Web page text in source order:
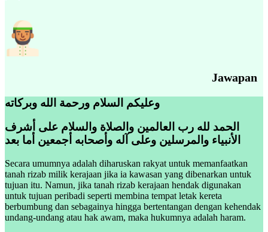
Jawapan
وعليكم السلام ورحمة الله وبركاته
الحمد لله رب العالمين والصلاة والسلام على أشرف
الأنبياء والمرسلين وعلى آله وأصحابه أجمعين أما بعد
Secara umumnya adalah diharuskan rakyat untuk memanfaatkan
tanah rizab milik kerajaan jika ia kawasan yang dibenarkan untuk
tujuan itu. Namun, jika tanah rizab kerajaan hendak digunakan
untuk tujuan peribadi seperti membina tempat letak kereta
berbumbung dan sebagainya hingga bertentangan dengan kehendak
undang-undang atau hak awam, maka hukumnya adalah haram.